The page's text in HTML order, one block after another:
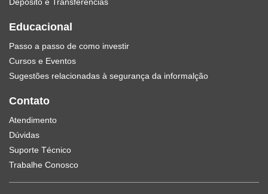
Educacional
Passo a passo de como investir
Cursos e Eventos
Sugestões relacionadas à segurança da informalção
Contato
Atendimento
Dúvidas
Suporte Técnico
Trabalhe Conosco